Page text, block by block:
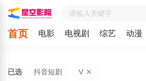
首页 电影 电视剧 综艺 动漫
已选 抖音短剧 V